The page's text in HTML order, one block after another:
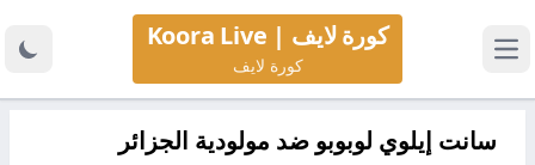
كورة لايف | Koora Live
كورة لايف
سانت إيلوي لوبوبو ضد مولودية الجزائر